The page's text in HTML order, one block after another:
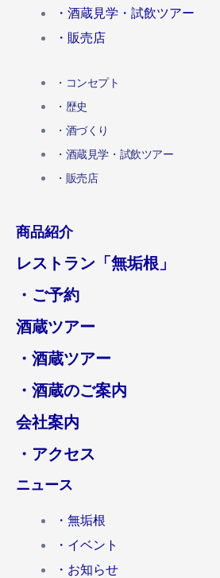
・酒蔵見学・試飲ツアー
・販売店
・コンセプト
・歴史
・酒づくり
・酒蔵見学・試飲ツアー
・販売店
商品紹介
レストラン「無垢根」
・ご予約
酒蔵ツアー
・酒蔵ツアー
・酒蔵のご案内
会社案内
・アクセス
ニュース
・無垢根
・イベント
・お知らせ